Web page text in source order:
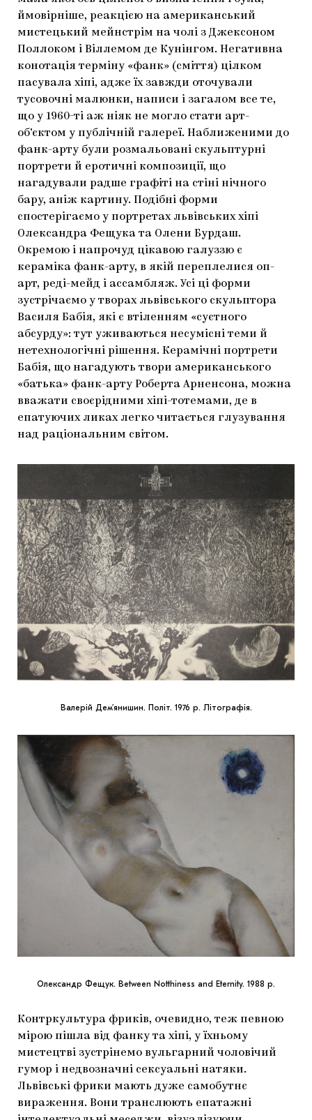
ймовірніше, реакцією на американський
мистецький мейнстрім на чолі з Джексоном
Поллоком і Віллемом де Кунінгом. Негативна
конотація терміну «фанк» (сміття) цілком
пасувала хіпі, адже їх завжди оточували
тусовочні малюнки, написи і загалом все те,
що у 1960-ті аж ніяк не могло стати арт-
об’єктом у публічній галереї. Наближеними до
фанк-арту були розмальовані скульптурні
портрети й еротичні композиції, що
нагадували радше графіті на стіні нічного
бару, аніж картину. Подібні форми
спостерігаємо у портретах львівських хіпі
Олександра Фещука та Олени Бурдаш.
Окремою і напрочуд цікавою галуззю є
кераміка фанк-арту, в якій переплелися оп-
арт, реді-мейд і ассамбляж. Усі ці форми
зустрічаємо у творах львівського скульптора
Василя Бабія, які є втіленням «суєтного
абсурду»: тут уживаються несумісні теми й
нетехнологічні рішення. Керамічні портрети
Бабія, що нагадують твори американського
«батька» фанк-арту Роберта Арненсона, можна
вважати своєрідними хіпі-тотемами, де в
епатуючих ликах легко читається глузування
над раціональним світом.
Валерій Дем’янишин. Політ. 1976 р. Літографія.
Олександр Фещук. Between Notthiness and Eternity. 1988 р.
Контркультура фриків, очевидно, теж певною
мірою пішла від фанку та хіпі, у їхньому
мистецтві зустрінемо вульгарний чоловічий
гумор і недвозначні сексуальні натяки.
Львівські фрики мають дуже самобутнє
вираження. Вони транслюють епатажні